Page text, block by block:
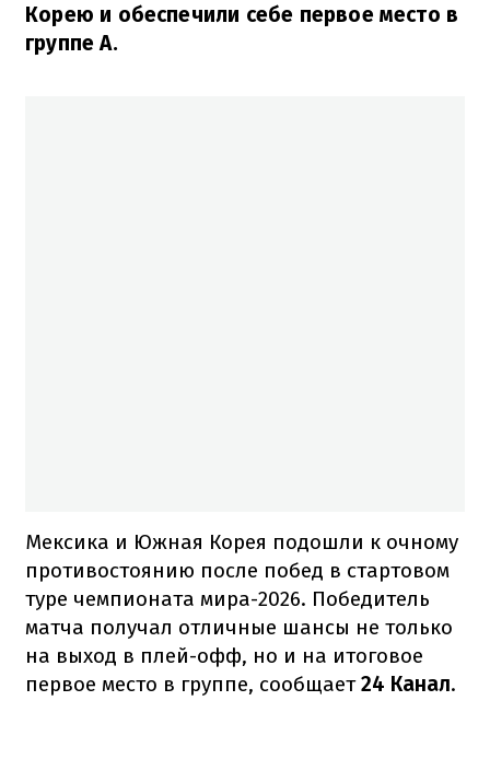
Корею и обеспечили себе первое место в
группе А.
Мексика и Южная Корея подошли к очному
противостоянию после побед в стартовом
туре чемпионата мира-2026. Победитель
матча получал отличные шансы не только
на выход в плей-офф, но и на итоговое
первое место в группе, сообщает24 Канал.